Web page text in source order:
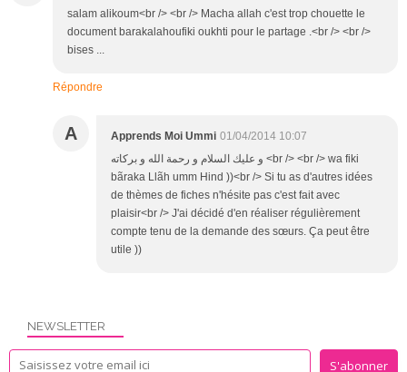
salam alikoum<br /> <br /> Macha allah c'est trop chouette le
document barakalahoufiki oukhti pour le partage .<br /> <br />
bises ...
Répondre
A Apprends Moi Ummi 01/04/2014 10:07
و عليك السلام و رحمة الله و بركاته <br /> <br /> wa fiki
bãraka Llãh umm Hind ))<br /> Si tu as d'autres idées
de thèmes de fiches n'hésite pas c'est fait avec
plaisir<br /> J'ai décidé d'en réaliser régulièrement
compte tenu de la demande des sœurs. Ça peut être
utile ))
NEWSLETTER